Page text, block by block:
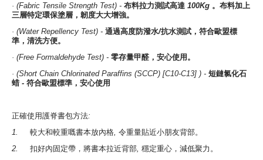
· (Fabric Tensile Strength Test) - 布料拉力測試高達 100Kg 。布料加上
三層特定環保塗層，韌度大大增強。
· (Water Repellency Test) - 通過高度防潑水/抗水測試，符合歐盟標
準，清洗方便。
· (Free Formaldehyde Test) - 零存量甲醛，安心使用。
· (Short Chain Chlorinated Paraffins (SCCP) [C10-C13] ) - 短鏈氯化石
蜡 - 符合歐盟標準，安心使用
正確使用護脊書包方法:
1. 較大和較重嘅書本放內格, 令重量貼近小朋友背部。
2. 扣好內固定帶，將書本拉近背部, 穩定重心，減低聚力。